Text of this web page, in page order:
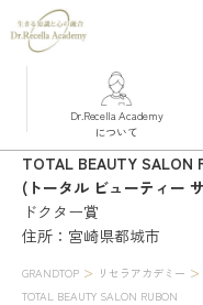
Dr.Recella Academy
について
TOTAL BEAUTY SALON
(トータル ビューティー
ドクター賞
住所：宮崎県都城市
GRANDTOP > リセラアカデミー >
TOTAL BEAUTY SALON RUBON